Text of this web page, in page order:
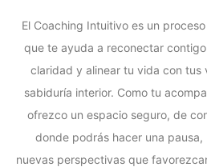
El Coaching Intuitivo es un
que te ayuda a reconectar
claridad y alinear tu vida con tus
sabiduría interior. Como tu
ofrezco un espacio seguro, de
donde podrás hacer una
nuevas perspectivas que